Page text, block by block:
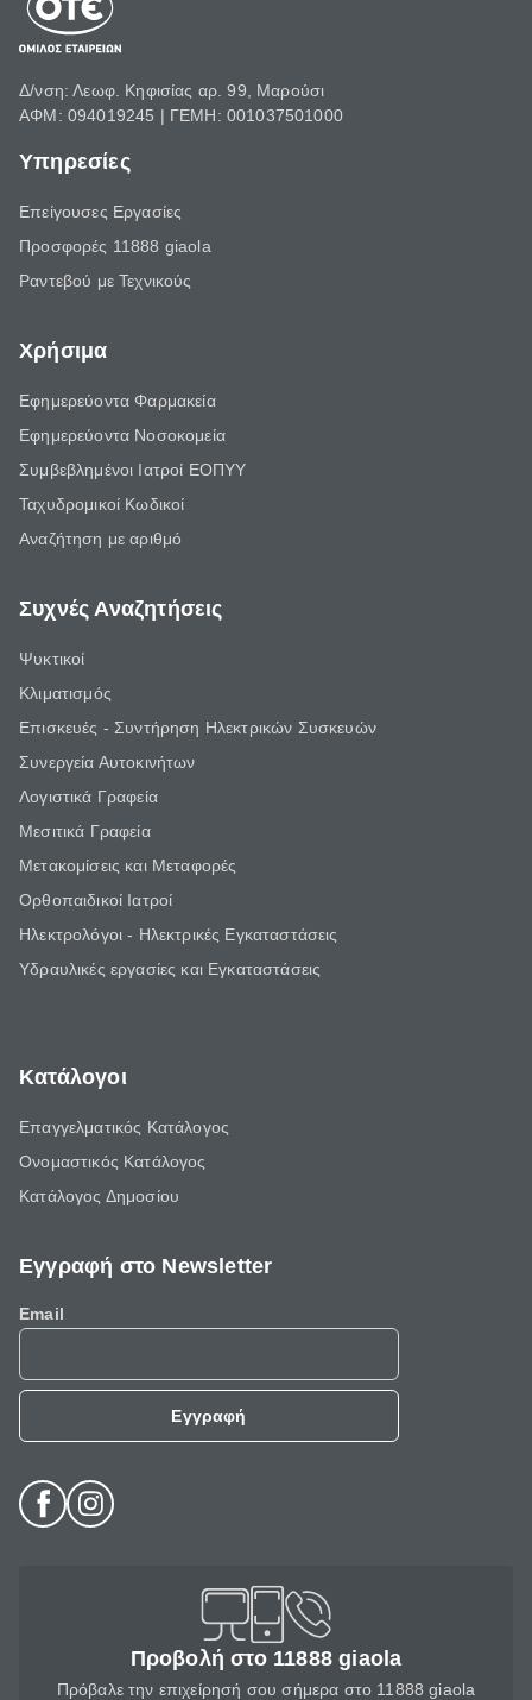
Δ/νση: Λεωφ. Κηφισίας αρ. 99, Μαρούσι
ΑΦΜ: 094019245 | ΓΕΜΗ: 001037501000
Υπηρεσίες
Επείγουσες Εργασίες
Προσφορές 11888 giaola
Ραντεβού με Τεχνικούς
Χρήσιμα
Εφημερεύοντα Φαρμακεία
Εφημερεύοντα Νοσοκομεία
Συμβεβλημένοι Ιατροί ΕΟΠΥΥ
Ταχυδρομικοί Κωδικοί
Αναζήτηση με αριθμό
Συχνές Αναζητήσεις
Ψυκτικοί
Κλιματισμός
Επισκευές - Συντήρηση Ηλεκτρικών Συσκευών
Συνεργεία Αυτοκινήτων
Λογιστικά Γραφεία
Μεσιτικά Γραφεία
Μετακομίσεις και Μεταφορές
Ορθοπαιδικοί Ιατροί
Ηλεκτρολόγοι - Ηλεκτρικές Εγκαταστάσεις
Υδραυλικές εργασίες και Εγκαταστάσεις
Κατάλογοι
Επαγγελματικός Κατάλογος
Ονομαστικός Κατάλογος
Κατάλογος Δημοσίου
Εγγραφή στο Newsletter
Email
Εγγραφή
Προβολή στο 11888 giaola
Πρόβαλε την επιχείρησή σου σήμερα στο 11888 giaola